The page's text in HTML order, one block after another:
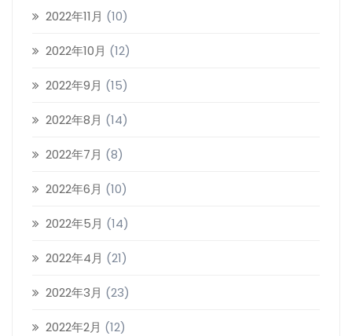
2022年11月 (10)
2022年10月 (12)
2022年9月 (15)
2022年8月 (14)
2022年7月 (8)
2022年6月 (10)
2022年5月 (14)
2022年4月 (21)
2022年3月 (23)
2022年2月 (12)